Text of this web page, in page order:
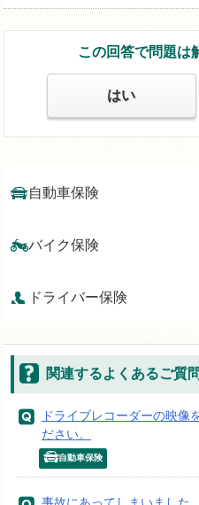
この回答で問題は
はい
自動車保険
バイク保険
ドライバー保険
関連するよくあるご質問
ドライブレコーダーの映像
ださい。
自動車保険